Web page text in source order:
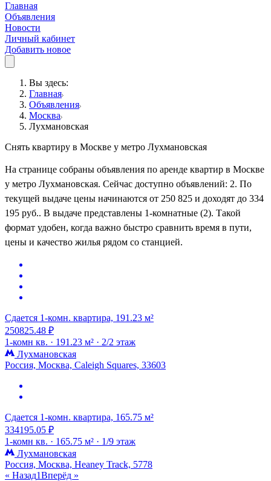
Главная
Объявления
Новости
Личный кабинет
Добавить новое
Вы здесь:
Главная
Объявления
Москва
Лухмановская
Снять квартиру в Москве у метро Лухмановская
На странице собраны объявления по аренде квартир в Москве
у метро Лухмановская. Сейчас доступно объявлений: 2. По
текущей выдаче цены начинаются от 250 825 и доходят до 334
195 руб.. В выдаче представлены 1-комнатные (2). Такой
формат удобен, когда важно быстро сравнить время в пути,
цены и качество жилья рядом со станцией.
Сдается 1-комн. квартира, 191.23 м²
250825.48 ₽
1-комн кв. · 191.23 м² · 2/2 этаж
Лухмановская
Россия, Москва, Caleigh Squares, 33603
Сдается 1-комн. квартира, 165.75 м²
334195.05 ₽
1-комн кв. · 165.75 м² · 1/9 этаж
Лухмановская
Россия, Москва, Heaney Track, 5778
« Назад1Вперёд »